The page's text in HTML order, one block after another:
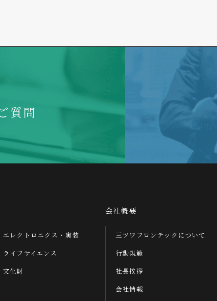
質問
エレクトロニクス・実装
ライフサイエンス
文化財
会社概要
三ツワフロンテックについて
行動規範
社長挨拶
会社情報